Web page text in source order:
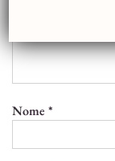
Nome *